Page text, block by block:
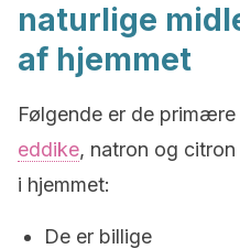
naturlige
af hjemmet
Følgende er de
eddike, natron og
i hjemmet:
De er billige